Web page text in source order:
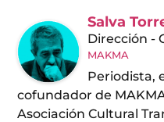
Salva
Dirección -
MAKMA
Periodista,
cofundador de
Asociación Cultural